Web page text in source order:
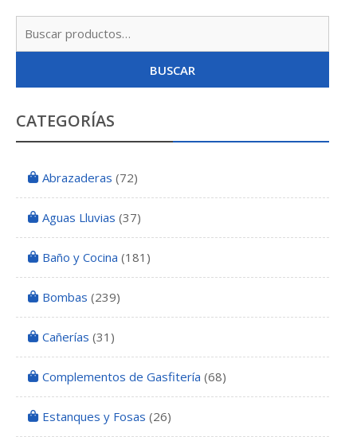
BUSCAR
CATEGORÍAS
Abrazaderas (72)
Aguas Lluvias (37)
Baño y Cocina (181)
Bombas (239)
Cañerías (31)
Complementos de Gasfitería (68)
Estanques y Fosas (26)